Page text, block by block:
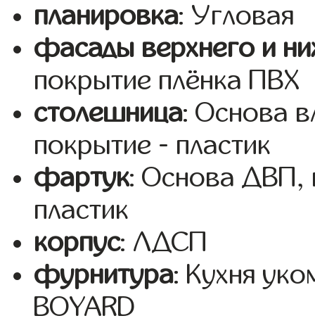
планировка: Угловая
фасады верхнего и
покрытие плёнка ПВХ
столешница: Основа
покрытие - пластик
фартук: Основа ДВП,
пластик
корпус: ЛДСП
фурнитура: Кухня
BOYARD